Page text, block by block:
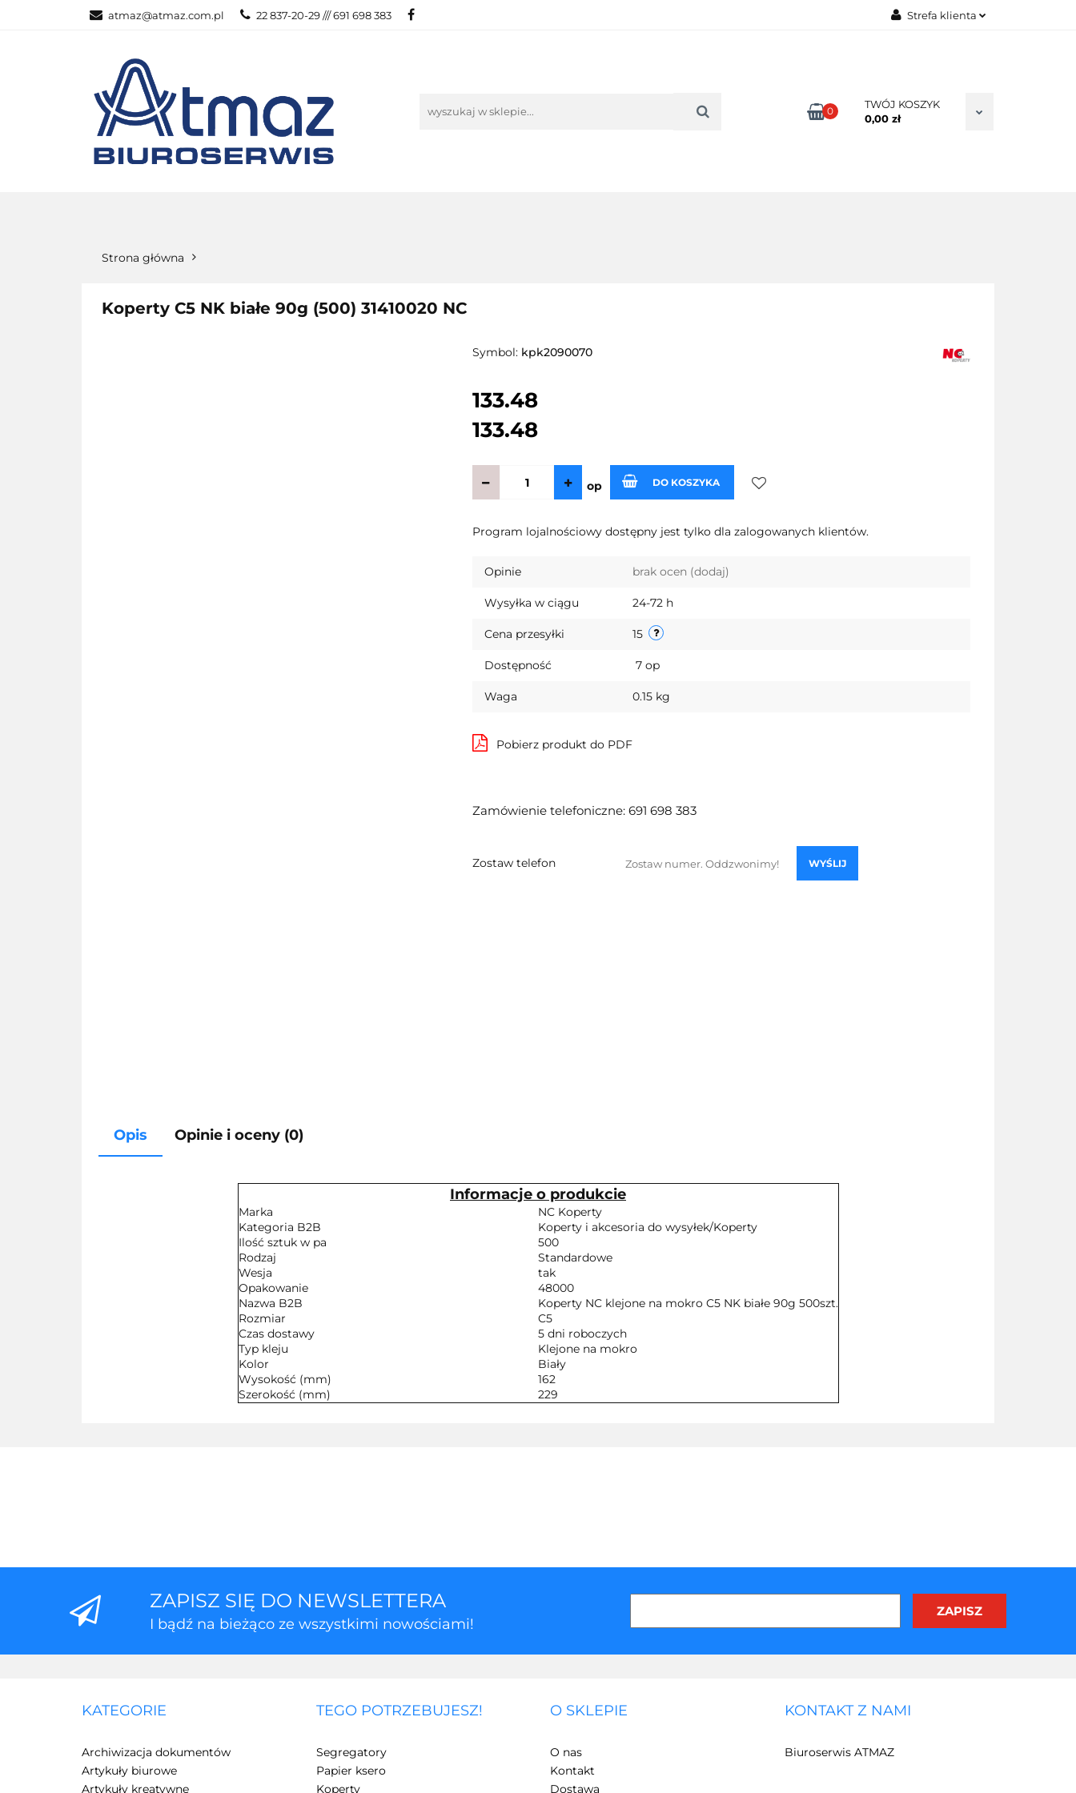
atmaz@atmaz.com.pl 22 837-20-29 /// 691 698 383 Strefa klienta
Dodaj zgłoszenie
0
TWÓJ KOSZYK
0,00 zł
Strona główna
Koperty C5 NK białe 90g (500) 31410020 NC
Symbol: kpk2090070
133.48
133.48
op DO KOSZYKA
Program lojalnościowy dostępny jest tylko dla zalogowanych klientów.
Opinie brak ocen (dodaj)
Wysyłka w ciągu 24-72 h
Cena przesyłki 15
Dostępność 7 op
Waga 0.15 kg
Pobierz produkt do PDF
Zamówienie telefoniczne: 691 698 383
Zostaw telefon WYŚLIJ
Opis Opinie i oceny (0)
Informacje o produkcie
Marka
NC Koperty
Kategoria B2B
Koperty i akcesoria do wysyłek/Koperty
Ilość sztuk w pa
500
Rodzaj
Standardowe
Wesja
tak
Opakowanie
48000
Nazwa B2B
Koperty NC klejone na mokro C5 NK białe 90g 500szt.
Rozmiar
C5
Czas dostawy
5 dni roboczych
Typ kleju
Klejone na mokro
Kolor
Biały
Wysokość (mm)
162
Szerokość (mm)
229
ZAPISZ SIĘ DO NEWSLETTERA
I bądź na bieżąco ze wszystkimi nowościami!
KATEGORIE
Archiwizacja dokumentów
Artykuły biurowe
Artykuły kreatywne
TEGO POTRZEBUJESZ!
Segregatory
Papier ksero
Koperty
O SKLEPIE
O nas
Kontakt
Dostawa
KONTAKT Z NAMI
Biuroserwis ATMAZ